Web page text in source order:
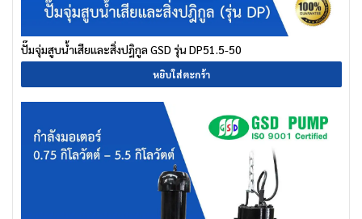
ปั๊มจุ่มสูบน้ำเสียและสิ่งปฎิกูล GSD รุ่น DP51.5-50
หยิบใส่ตะกร้า